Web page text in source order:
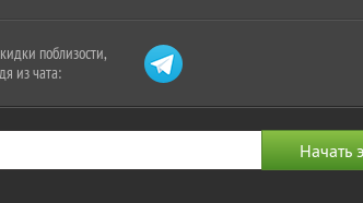
поблизости,
из чата: